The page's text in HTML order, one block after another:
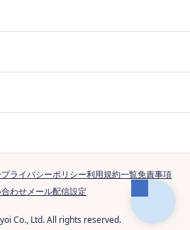
プライバシーポリシー利用規約一覧免責事項
わせメール配信設定
Co., Ltd. All rights reserved.